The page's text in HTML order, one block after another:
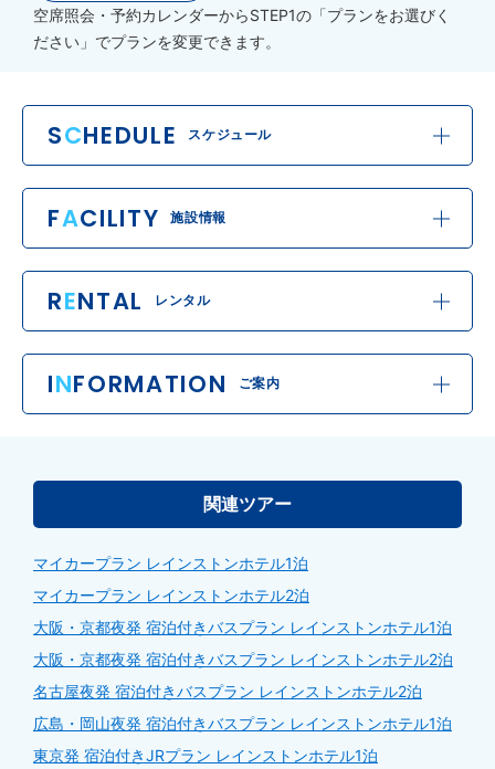
空席照会・予約カレンダーからSTEP1の「プランをお選びく
ださい」でプランを変更できます。
SCHEDULE スケジュール
FACILITY 施設情報
RENTAL レンタル
INFORMATION ご案内
関連ツアー
マイカープラン レインストンホテル1泊
マイカープラン レインストンホテル2泊
大阪・京都夜発 宿泊付きバスプラン レインストンホテル1泊
大阪・京都夜発 宿泊付きバスプラン レインストンホテル2泊
名古屋夜発 宿泊付きバスプラン レインストンホテル2泊
広島・岡山夜発 宿泊付きバスプラン レインストンホテル1泊
東京発 宿泊付きJRプラン レインストンホテル1泊